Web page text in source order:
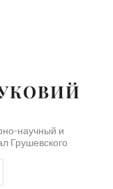
научный и
Грушевского